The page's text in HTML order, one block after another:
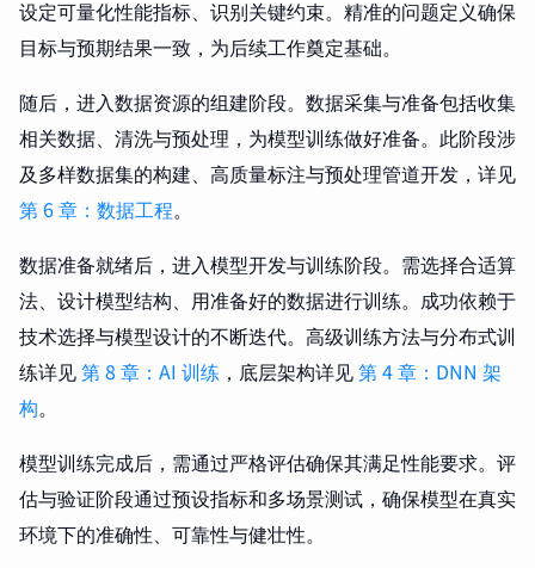
设定可量化性能指标、识别关键约束。精准的问题定义确保
目标与预期结果一致，为后续工作奠定基础。
随后，进入数据资源的组建阶段。数据采集与准备包括收集
相关数据、清洗与预处理，为模型训练做好准备。此阶段涉
及多样数据集的构建、高质量标注与预处理管道开发，详见
第 6 章：数据工程。
数据准备就绪后，进入模型开发与训练阶段。需选择合适算
法、设计模型结构、用准备好的数据进行训练。成功依赖于
技术选择与模型设计的不断迭代。高级训练方法与分布式训
练详见第 8 章：AI 训练 ，底层架构详见第 4 章：DNN 架
构。
模型训练完成后，需通过严格评估确保其满足性能要求。评
估与验证阶段通过预设指标和多场景测试，确保模型在真实
环境下的准确性、可靠性与健壮性。